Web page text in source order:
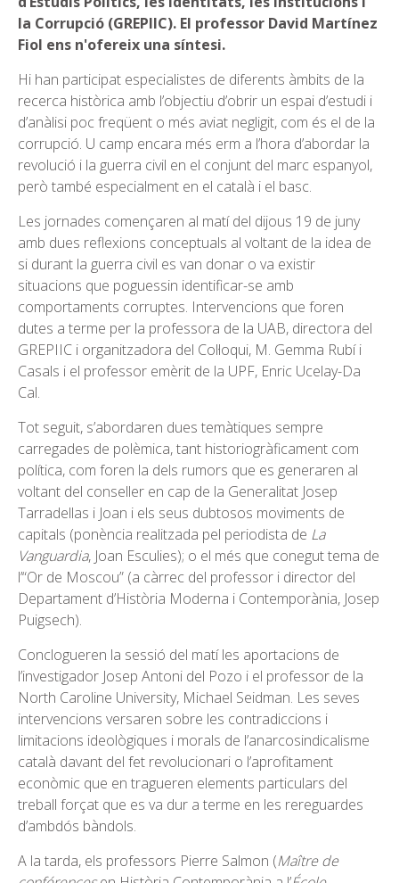
la Corrupció (GREPIIC). El professor David Martínez
Fiol ens n'ofereix una síntesi.
Hi han participat especialistes de diferents àmbits de la
recerca històrica amb l’objectiu d’obrir un espai d’estudi i
d’anàlisi poc freqüent o més aviat negligit, com és el de la
corrupció. U camp encara més erm a l’hora d’abordar la
revolució i la guerra civil en el conjunt del marc espanyol,
però també especialment en el català i el basc.
Les jornades començaren al matí del dijous 19 de juny
amb dues reflexions conceptuals al voltant de la idea de
si durant la guerra civil es van donar o va existir
situacions que poguessin identificar-se amb
comportaments corruptes. Intervencions que foren
dutes a terme per la professora de la UAB, directora del
GREPIIC i organitzadora del Col·loqui, M. Gemma Rubí i
Casals i el professor emèrit de la UPF, Enric Ucelay-Da
Cal.
Tot seguit, s’abordaren dues temàtiques sempre
carregades de polèmica, tant historiogràficament com
política, com foren la dels rumors que es generaren al
voltant del conseller en cap de la Generalitat Josep
Tarradellas i Joan i els seus dubtosos moviments de
capitals (ponència realitzada pel periodista de La
Vanguardia, Joan Esculies); o el més que conegut tema de
l’“Or de Moscou” (a càrrec del professor i director del
Departament d’Història Moderna i Contemporània, Josep
Puigsech).
Conclogueren la sessió del matí les aportacions de
l’investigador Josep Antoni del Pozo i el professor de la
North Caroline University, Michael Seidman. Les seves
intervencions versaren sobre les contradiccions i
limitacions ideològiques i morals de l’anarcosindicalisme
català davant del fet revolucionari o l’aprofitament
econòmic que en tragueren elements particulars del
treball forçat que es va dur a terme en les rereguardes
d’ambdós bàndols.
A la tarda, els professors Pierre Salmon (Maître de